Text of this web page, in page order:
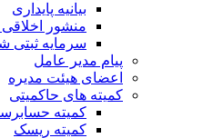
بیانیه پایداری
منشور
سرمایه ثبتی
پیام مدیر عامل
اعضای هیئت مدیره
کمیته های حاکمیتی
کمیته
کمیته ریسک